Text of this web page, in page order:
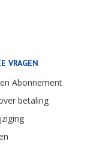
VRAGEN
Abonnement
betaling